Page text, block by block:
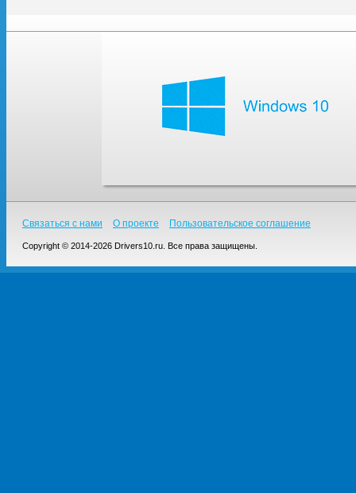
Связаться с нами О проекте Пользовательское соглашение
Copyright © 2014-2026 Drivers10.ru. Все права защищены.